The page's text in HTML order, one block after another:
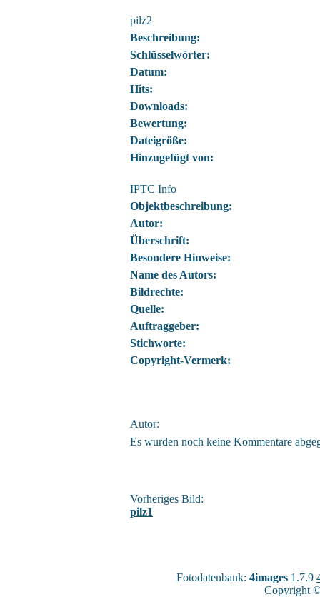
pilz2
Beschreibung:
Schlüsselwörter:
Datum:
Hits:
Downloads:
Bewertung:
Dateigröße:
Hinzugefügt von:
IPTC Info
Objektbeschreibung:
Autor:
Überschrift:
Besondere Hinweise:
Name des Autors:
Bildrechte:
Quelle:
Auftraggeber:
Stichworte:
Copyright-Vermerk:
Autor:
Es wurden noch keine Kommentare
Vorheriges Bild:
pilz1
Fotodatenbank: 4images 1.7.9
Copyright